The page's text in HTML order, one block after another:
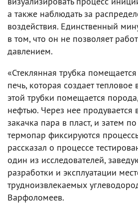
а также наблюдать за
воздействия. Единственный
в том, что он не позволяет
давлением.
«Стеклянная трубка
печь, которая создает тепловое
этой трубки помещается
нефтью. Через нее продувается
закачка пара в пласт, и затем
термопар фиксируются
рассказал о процессе
один из исследователей,
разработки и эксплуатации
трудноизвлекаемых
Варфоломеев.